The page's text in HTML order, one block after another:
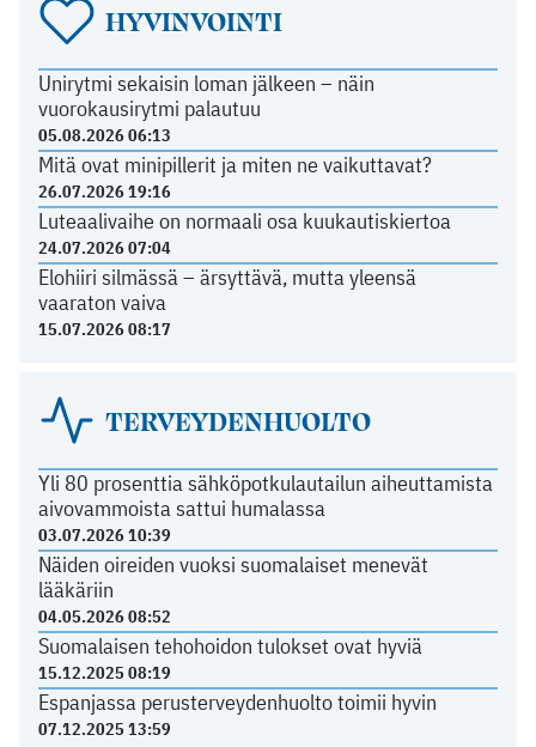
HYVINVOINTI
Unirytmi sekaisin loman jälkeen – näin
vuorokausirytmi palautuu
05.08.2026 06:13
Mitä ovat minipillerit ja miten ne vaikuttavat?
26.07.2026 19:16
Luteaalivaihe on normaali osa kuukautiskiertoa
24.07.2026 07:04
Elohiiri silmässä – ärsyttävä, mutta yleensä
vaaraton vaiva
15.07.2026 08:17
TERVEYDENHUOLTO
Yli 80 prosenttia sähköpotkulautailun aiheuttamista
aivovammoista sattui humalassa
03.07.2026 10:39
Näiden oireiden vuoksi suomalaiset menevät
lääkäriin
04.05.2026 08:52
Suomalaisen tehohoidon tulokset ovat hyviä
15.12.2025 08:19
Espanjassa perusterveydenhuolto toimii hyvin
07.12.2025 13:59